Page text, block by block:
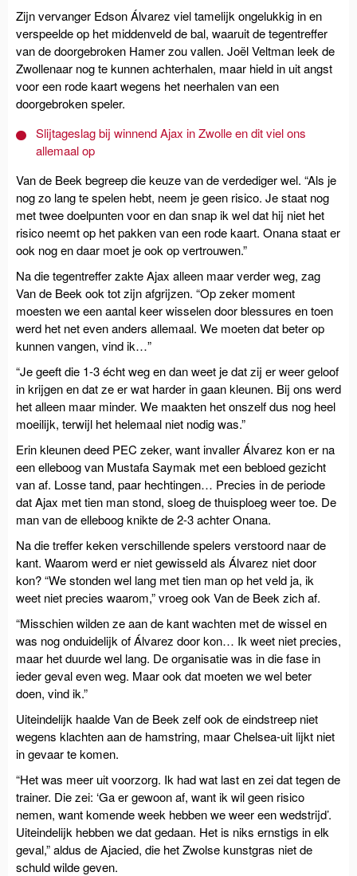
Zijn vervanger Edson Álvarez viel tamelijk ongelukkig in en
verspeelde op het middenveld de bal, waaruit de tegentreffer
van de doorgebroken Hamer zou vallen. Joël Veltman leek de
Zwollenaar nog te kunnen achterhalen, maar hield in uit angst
voor een rode kaart wegens het neerhalen van een
doorgebroken speler.
Slijtageslag bij winnend Ajax in Zwolle en dit viel ons
allemaal op
Van de Beek begreep die keuze van de verdediger wel. “Als je
nog zo lang te spelen hebt, neem je geen risico. Je staat nog
met twee doelpunten voor en dan snap ik wel dat hij niet het
risico neemt op het pakken van een rode kaart. Onana staat er
ook nog en daar moet je ook op vertrouwen.”
Na die tegentreffer zakte Ajax alleen maar verder weg, zag
Van de Beek ook tot zijn afgrijzen. “Op zeker moment
moesten we een aantal keer wisselen door blessures en toen
werd het net even anders allemaal. We moeten dat beter op
kunnen vangen, vind ik…”
“Je geeft die 1-3 écht weg en dan weet je dat zij er weer geloof
in krijgen en dat ze er wat harder in gaan kleunen. Bij ons werd
het alleen maar minder. We maakten het onszelf dus nog heel
moeilijk, terwijl het helemaal niet nodig was.”
Erin kleunen deed PEC zeker, want invaller Álvarez kon er na
een elleboog van Mustafa Saymak met een bebloed gezicht
van af. Losse tand, paar hechtingen… Precies in de periode
dat Ajax met tien man stond, sloeg de thuisploeg weer toe. De
man van de elleboog knikte de 2-3 achter Onana.
Na die treffer keken verschillende spelers verstoord naar de
kant. Waarom werd er niet gewisseld als Álvarez niet door
kon? “We stonden wel lang met tien man op het veld ja, ik
weet niet precies waarom,” vroeg ook Van de Beek zich af.
“Misschien wilden ze aan de kant wachten met de wissel en
was nog onduidelijk of Álvarez door kon… Ik weet niet precies,
maar het duurde wel lang. De organisatie was in die fase in
ieder geval even weg. Maar ook dat moeten we wel beter
doen, vind ik.”
Uiteindelijk haalde Van de Beek zelf ook de eindstreep niet
wegens klachten aan de hamstring, maar Chelsea-uit lijkt niet
in gevaar te komen.
“Het was meer uit voorzorg. Ik had wat last en zei dat tegen de
trainer. Die zei: ‘Ga er gewoon af, want ik wil geen risico
nemen, want komende week hebben we weer een wedstrijd’.
Uiteindelijk hebben we dat gedaan. Het is niks ernstigs in elk
geval,” aldus de Ajacied, die het Zwolse kunstgras niet de
schuld wilde geven.